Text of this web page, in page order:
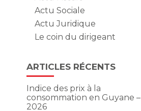
Actu Sociale
Actu Juridique
Le coin du dirigeant
ARTICLES RÉCENTS
Indice des prix à la
consommation en Guyane –
2026